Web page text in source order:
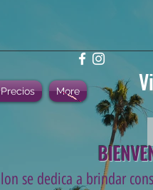
More
se dedica a brindar